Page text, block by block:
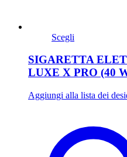
Scegli
SIGARETTA
LUXE X PRO (40
Aggiungi alla lista dei